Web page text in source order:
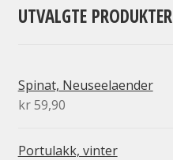
UTVALGTE PRODUKTER
Spinat, Neuseelaender
kr59,90
Portulakk, vinter